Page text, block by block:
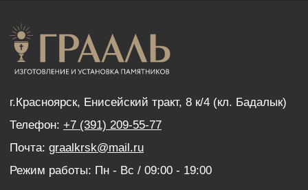
Контакты
Политика конфиденциальности
Согласие с условиями обработки персональных
данных